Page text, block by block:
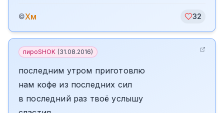
©Хм 32
пироSHOK (31.08.2016)
последним утром приготовлю
нам кофе из последних сил
в последний раз твоё услышу